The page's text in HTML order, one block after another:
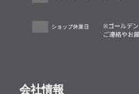
会社情報